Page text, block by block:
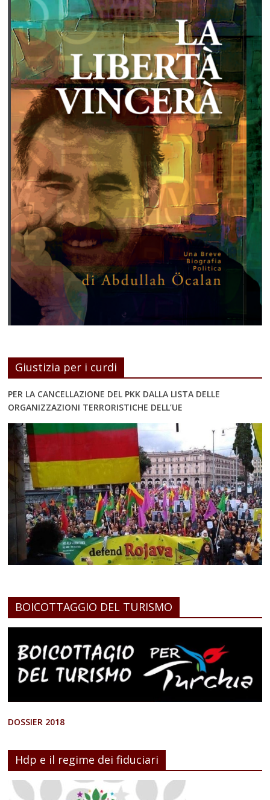
Giustizia per i curdi
PER LA CANCELLAZIONE DEL PKK DALLA LISTA DELLE
ORGANIZZAZIONI TERRORISTICHE DELL’UE
BOICOTTAGGIO DEL TURISMO
DOSSIER 2018
Hdp e il regime dei fiduciari